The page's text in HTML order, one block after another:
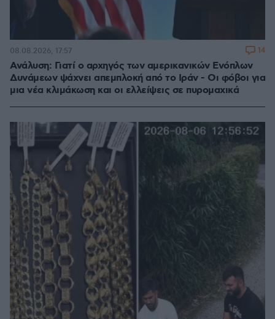
Ανάλυση: Γιατί ο αρχηγός των αμερικανικών Ενόπλων
Δυνάμεων ψάχνει απεμπλοκή από το Ιράν - Οι φόβοι για
μια νέα κλιμάκωση και οι ελλείψεις σε πυρομαχικά
08.08.2026, 17:57 14